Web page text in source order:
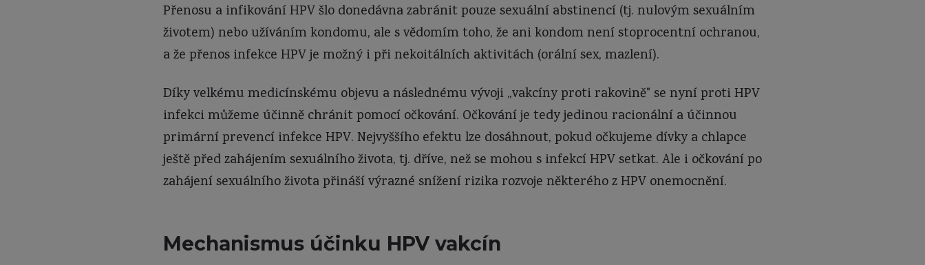
Přenosu a infikování HPV šlo donedávna zabránit pouze sexuální abstinencí (tj. nulovým sexuálním
životem) nebo užíváním kondomu, ale s vědomím toho, že ani kondom není stoprocentní ochranou,
a že přenos infekce HPV je možný i při nekoitálních aktivitách (orální sex, mazlení).
Díky velkému medicínskému objevu a následnému vývoji „vakcíny proti rakovině" se nyní proti HPV
infekci můžeme účinně chránit pomocí očkování. Očkování je tedy jedinou racionální a účinnou
primární prevencí infekce HPV. Nejvyššího efektu lze dosáhnout, pokud očkujeme dívky a chlapce
ještě před zahájením sexuálního života, tj. dříve, než se mohou s infekcí HPV setkat. Ale i očkování po
zahájení sexuálního života přináší výrazné snížení rizika rozvoje některého z HPV onemocnění.
Mechanismus účinku HPV vakcín